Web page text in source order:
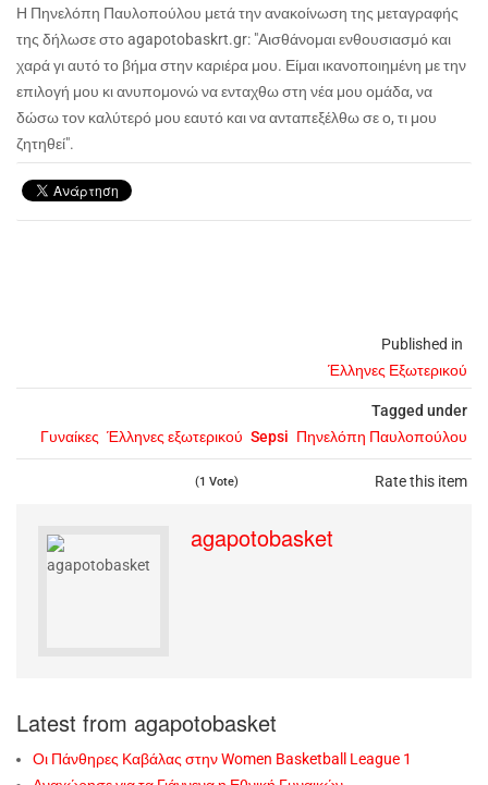
Published in
Έλληνες Εξωτερικού
Tagged under
Γυναίκες Έλληνες εξωτερικού Sepsi Πηνελόπη Παυλοπούλου
Rate this item
(1 Vote)
Η Πηνελόπη Παυλοπούλου μετά την ανακοίνωση της μεταγραφής
της δήλωσε στο agapotobaskrt.gr: "Αισθάνομαι ενθουσιασμό και
χαρά γι αυτό το βήμα στην καριέρα μου. Είμαι ικανοποιημένη με την
επιλογή μου κι ανυπομονώ να ενταχθω στη νέα μου ομάδα, να
δώσω τον καλύτερό μου εαυτό και να ανταπεξέλθω σε ο, τι μου
ζητηθεί".
agapotobasket
Latest from agapotobasket
Οι Πάνθηρες Καβάλας στην Women Basketball League 1